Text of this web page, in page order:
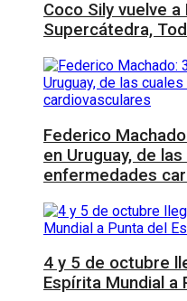
Coco Sily vuelve a
Supercátedra,
Federico
en Uruguay, de
enfermedades
4 y 5 de octubre
Espírita Mundial a